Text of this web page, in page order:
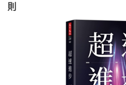
則